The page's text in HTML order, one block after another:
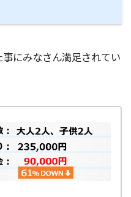
にみなさん満足されてい